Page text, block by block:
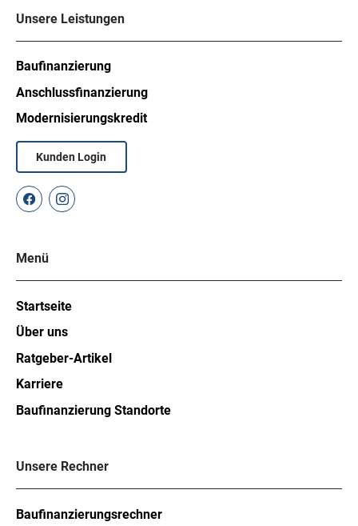
Unsere Leistungen
Baufinanzierung
Anschlussfinanzierung
Modernisierungskredit
Kunden Login
Menü
Startseite
Über uns
Ratgeber-Artikel
Karriere
Baufinanzierung Standorte
Unsere Rechner
Baufinanzierungsrechner